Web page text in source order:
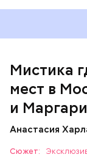
Мистика
мест в
и
Анастасия
Сюжет:
На данный
стала Музеем
атмосфера
количеством
роману.